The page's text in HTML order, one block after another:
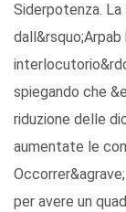
Siderpotenza.
spiegando che
riduzione delle
aumentate le
per avere un